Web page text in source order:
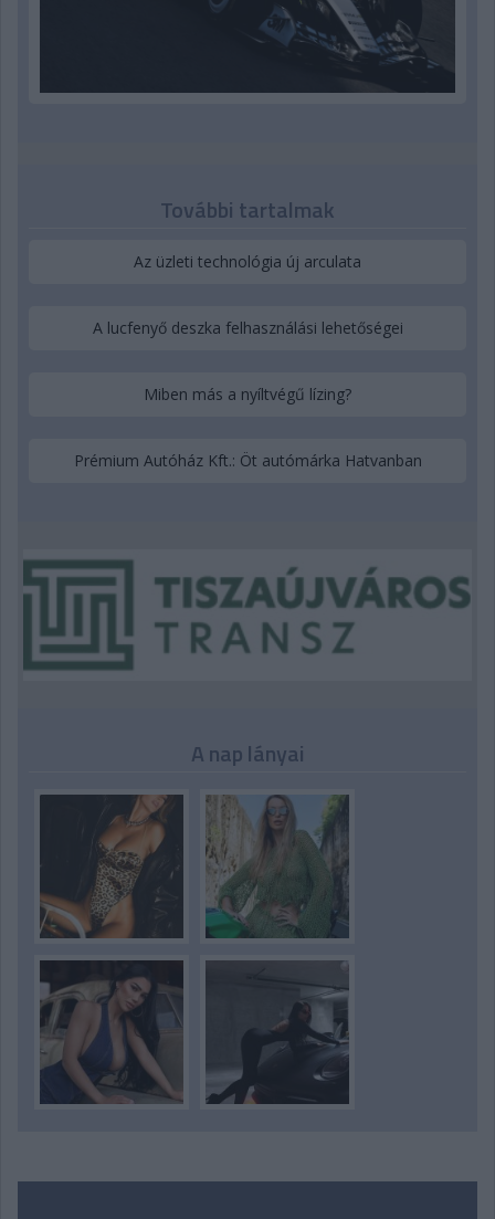
További tartalmak
Az üzleti technológia új arculata
A lucfenyő deszka felhasználási lehetőségei
Miben más a nyíltvégű lízing?
Prémium Autóház Kft.: Öt autómárka Hatvanban
A nap lányai